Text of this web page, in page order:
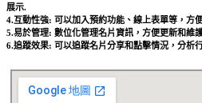
展示.
4.互動性強: 可以加入預約功能、線上表單等，方
5.易於管理: 數位化管理名片資訊，方便更新和維
6.追蹤效果: 可以追蹤名片分享和點擊情況，分析